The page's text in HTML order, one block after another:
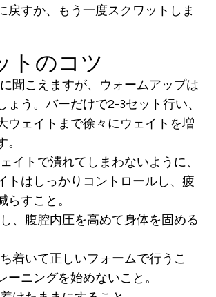
戻すか、もう一度スクワットしま
トのコツ
聞こえますが、ウォームアップは
ょう。バーだけで2-3セット行い、
ウェイトまで徐々にウェイトを増
イトで潰れてしまわないように、
トはしっかりコントロールし、疲
らすこと。
、腹腔内圧を高めて身体を固める
着いて正しいフォームで行うこ
ーニングを始めないこと。